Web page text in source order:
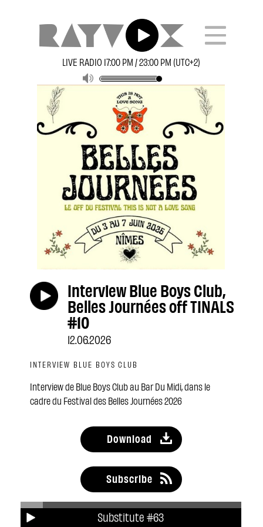
LIVE RADIO 17:00 PM / 23:00 PM (UTC+2)
Substitute #63
Interview Blue Boys Club,
Belles Journées off TINALS
#10
12.06.2026
INTERVIEW BLUE BOYS CLUB
Interview de Blue Boys Club au Bar Du Midi, dans le
cadre du Festival des Belles Journées 2026
Download
Subscribe
Share